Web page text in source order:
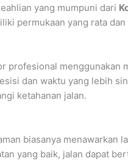
yang mumpuni dari
permukaan yang rata dan
profesional menggunakan
dan waktu yang lebih
ketahanan jalan.
biasanya menawarkan
yang baik, jalan dapat